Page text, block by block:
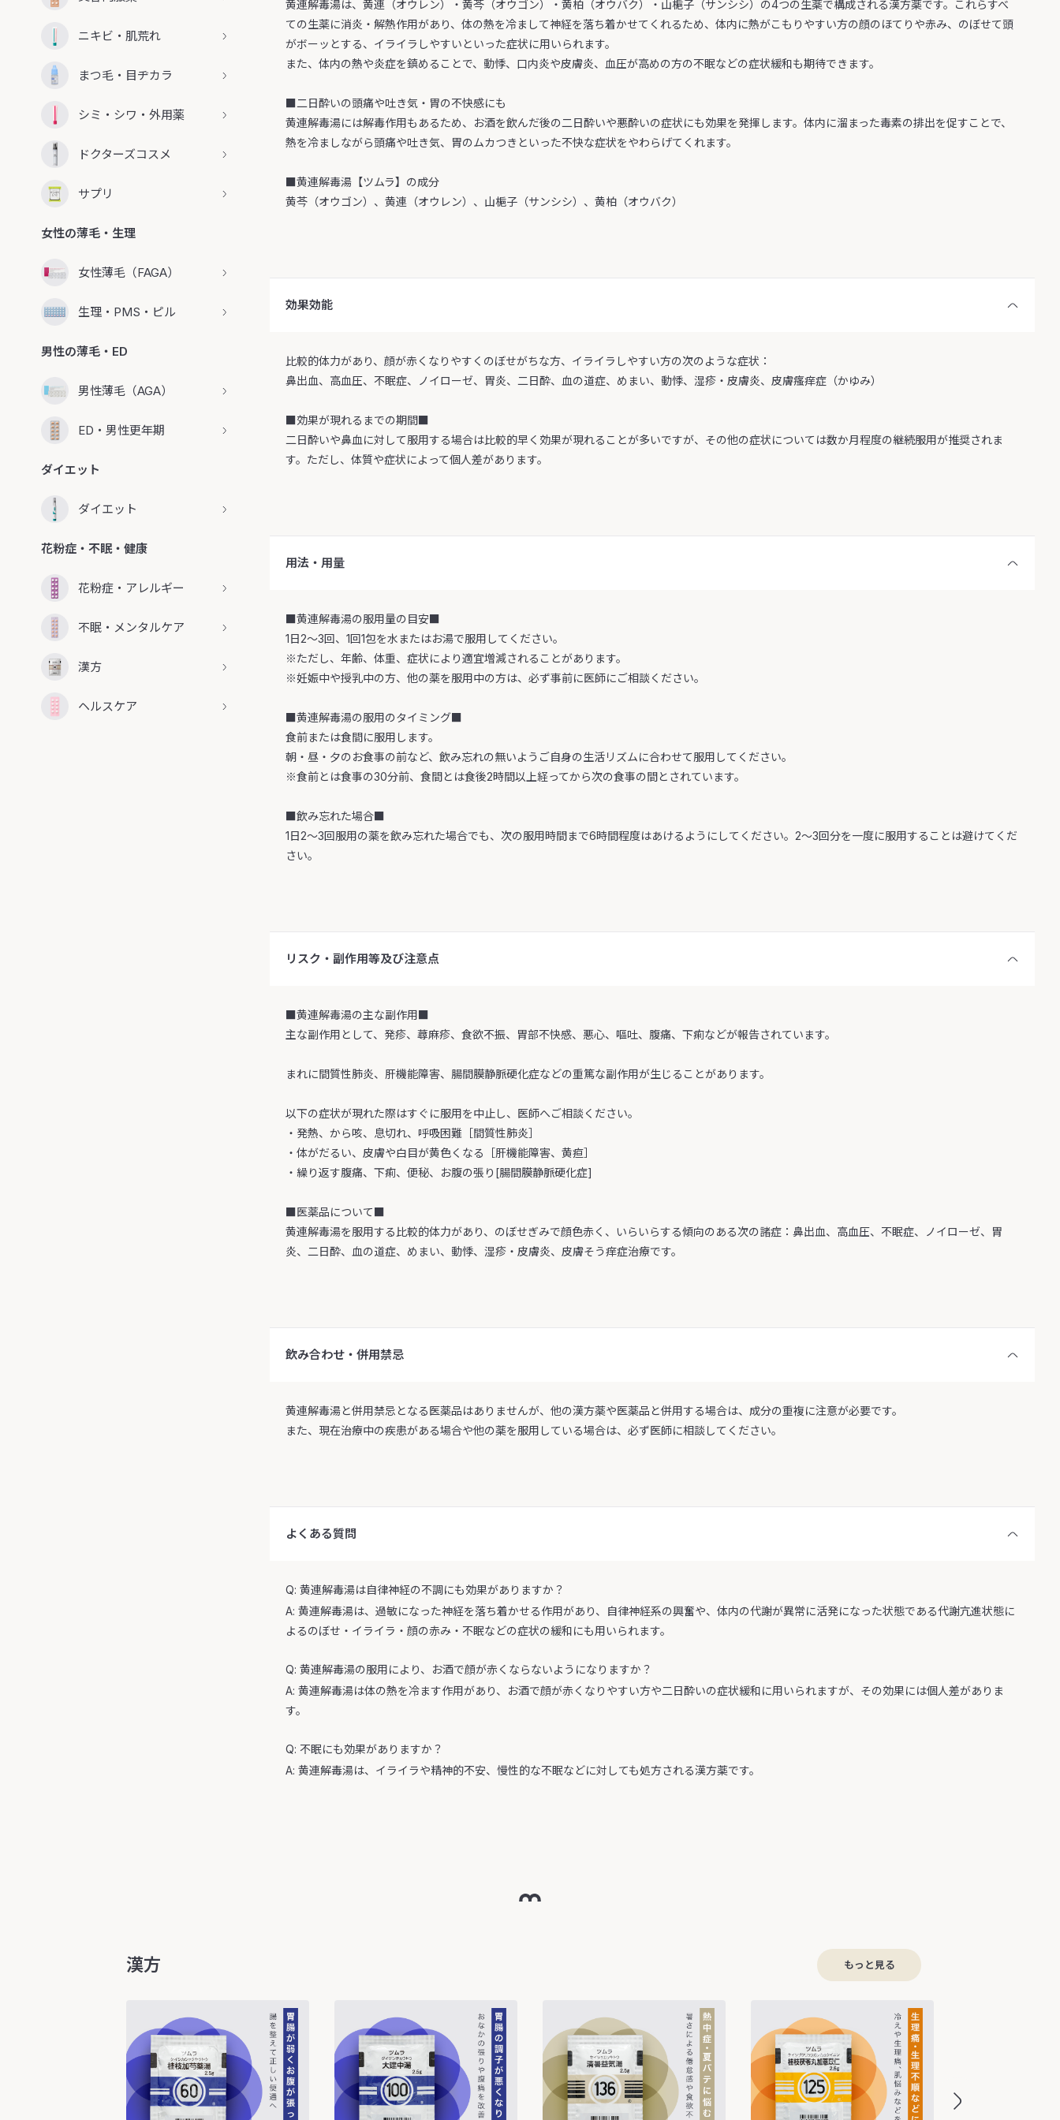
ニキビ・肌荒れ
まつ毛・目ヂカラ
シミ・シワ・外用薬
ドクターズコスメ
サプリ
女性の薄毛・生理
女性薄毛（FAGA）
生理・PMS・ピル
男性の薄毛・ED
男性薄毛（AGA）
ED・男性更年期
ダイエット
ダイエット
花粉症・不眠・健康
花粉症・アレルギー
不眠・メンタルケア
漢方
ヘルスケア
黄連解毒湯は、黄連（オウレン）・黄芩（オウゴン）・黄柏（オウバク）・山梔子（サンシシ）の4つの生薬で構成される漢方薬です。これらすべ
ての生薬に消炎・解熱作用があり、体の熱を冷まして神経を落ち着かせてくれるため、体内に熱がこもりやすい方の顔のほてりや赤み、のぼせて頭
がボーッとする、イライラしやすいといった症状に用いられます。
また、体内の熱や炎症を鎮めることで、動悸、口内炎や皮膚炎、血圧が高めの方の不眠などの症状緩和も期待できます。
■二日酔いの頭痛や吐き気・胃の不快感にも
黄連解毒湯には解毒作用もあるため、お酒を飲んだ後の二日酔いや悪酔いの症状にも効果を発揮します。体内に溜まった毒素の排出を促すことで、
熱を冷ましながら頭痛や吐き気、胃のムカつきといった不快な症状をやわらげてくれます。
■黄連解毒湯【ツムラ】の成分
黄芩（オウゴン）、黄連（オウレン）、山梔子（サンシシ）、黄柏（オウバク）
効果効能
比較的体力があり、顔が赤くなりやすくのぼせがちな方、イライラしやすい方の次のような症状：
鼻出血、高血圧、不眠症、ノイローゼ、胃炎、二日酔、血の道症、めまい、動悸、湿疹・皮膚炎、皮膚瘙痒症（かゆみ）
■効果が現れるまでの期間■
二日酔いや鼻血に対して服用する場合は比較的早く効果が現れることが多いですが、その他の症状については数か月程度の継続服用が推奨されま
す。ただし、体質や症状によって個人差があります。
用法・用量
■黄連解毒湯の服用量の目安■
1日2～3回、1回1包を水またはお湯で服用してください。
※ただし、年齢、体重、症状により適宜増減されることがあります。
※妊娠中や授乳中の方、他の薬を服用中の方は、必ず事前に医師にご相談ください。
■黄連解毒湯の服用のタイミング■
食前または食間に服用します。
朝・昼・夕のお食事の前など、飲み忘れの無いようご自身の生活リズムに合わせて服用してください。
※食前とは食事の30分前、食間とは食後2時間以上経ってから次の食事の間とされています。
■飲み忘れた場合■
1日2～3回服用の薬を飲み忘れた場合でも、次の服用時間まで6時間程度はあけるようにしてください。2～3回分を一度に服用することは避けてくだ
さい。
リスク・副作用等及び注意点
■黄連解毒湯の主な副作用■
主な副作用として、発疹、蕁麻疹、食欲不振、胃部不快感、悪心、嘔吐、腹痛、下痢などが報告されています。
まれに間質性肺炎、肝機能障害、腸間膜静脈硬化症などの重篤な副作用が生じることがあります。
以下の症状が現れた際はすぐに服用を中止し、医師へご相談ください。
・発熱、から咳、息切れ、呼吸困難［間質性肺炎］
・体がだるい、皮膚や白目が黄色くなる［肝機能障害、黄疸］
・繰り返す腹痛、下痢、便秘、お腹の張り[腸間膜静脈硬化症]
■医薬品について■
黄連解毒湯を服用する比較的体力があり、のぼせぎみで顔色赤く、いらいらする傾向のある次の諸症：鼻出血、高血圧、不眠症、ノイローゼ、胃
炎、二日酔、血の道症、めまい、動悸、湿疹・皮膚炎、皮膚そう痒症治療です。
飲み合わせ・併用禁忌
黄連解毒湯と併用禁忌となる医薬品はありませんが、他の漢方薬や医薬品と併用する場合は、成分の重複に注意が必要です。
また、現在治療中の疾患がある場合や他の薬を服用している場合は、必ず医師に相談してください。
よくある質問
Q: 黄連解毒湯は自律神経の不調にも効果がありますか？
A: 黄連解毒湯は、過敏になった神経を落ち着かせる作用があり、自律神経系の興奮や、体内の代謝が異常に活発になった状態である代謝亢進状態に
よるのぼせ・イライラ・顔の赤み・不眠などの症状の緩和にも用いられます。
Q: 黄連解毒湯の服用により、お酒で顔が赤くならないようになりますか？
A: 黄連解毒湯は体の熱を冷ます作用があり、お酒で顔が赤くなりやすい方や二日酔いの症状緩和に用いられますが、その効果には個人差がありま
す。
Q: 不眠にも効果がありますか？
A: 黄連解毒湯は、イライラや精神的不安、慢性的な不眠などに対しても処方される漢方薬です。
漢方 もっと見る